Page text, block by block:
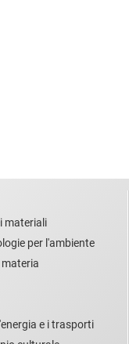
materiali
per l'ambiente
materia
e i trasporti